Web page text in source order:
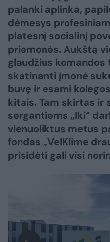
palanki aplinka,
dėmesys
platesnį socialinį
priemonės. Aukštą
glaudžius
skatinanti įmonė
buvę ir esami
kitais. Tam skirtas ir
sergantiems „Iki“
vienuoliktus metus
fondas „VeIKIime
prisidėti gali visi